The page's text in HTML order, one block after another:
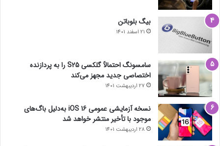
بیگ بلوباتن
21 اسفند 1401
سامسونگ احتمالاً گلکسی S25 را به پردازنده
اختصاصی جدید مجهز می‌کند
27 اردیبهشت 1401
نسخه آزمایشی عمومی iOS 16 به‌دلیل باگ‌های
موجود با تأخیر منتشر خواهد شد
28 اردیبهشت 1401